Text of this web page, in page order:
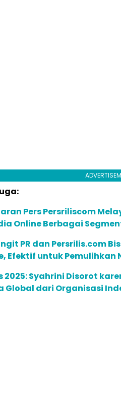
Pers Persriliscom
Online Berbagai
PR dan Persrilis.com
Efektif untuk Pemulihkan
2025: Syahrini Disorot
Global dari Organisasi